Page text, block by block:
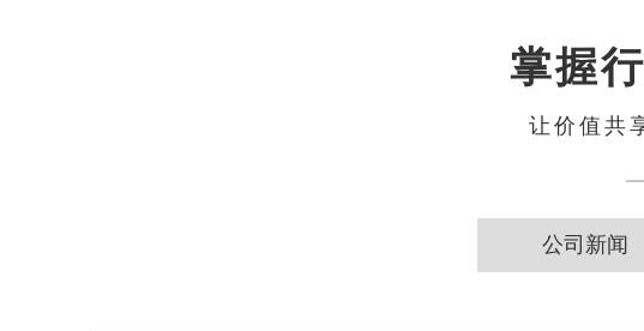
掌握
让价值共
公司新闻